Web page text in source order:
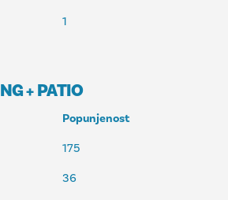
1
+ PATIO
Popunjenost
175
36